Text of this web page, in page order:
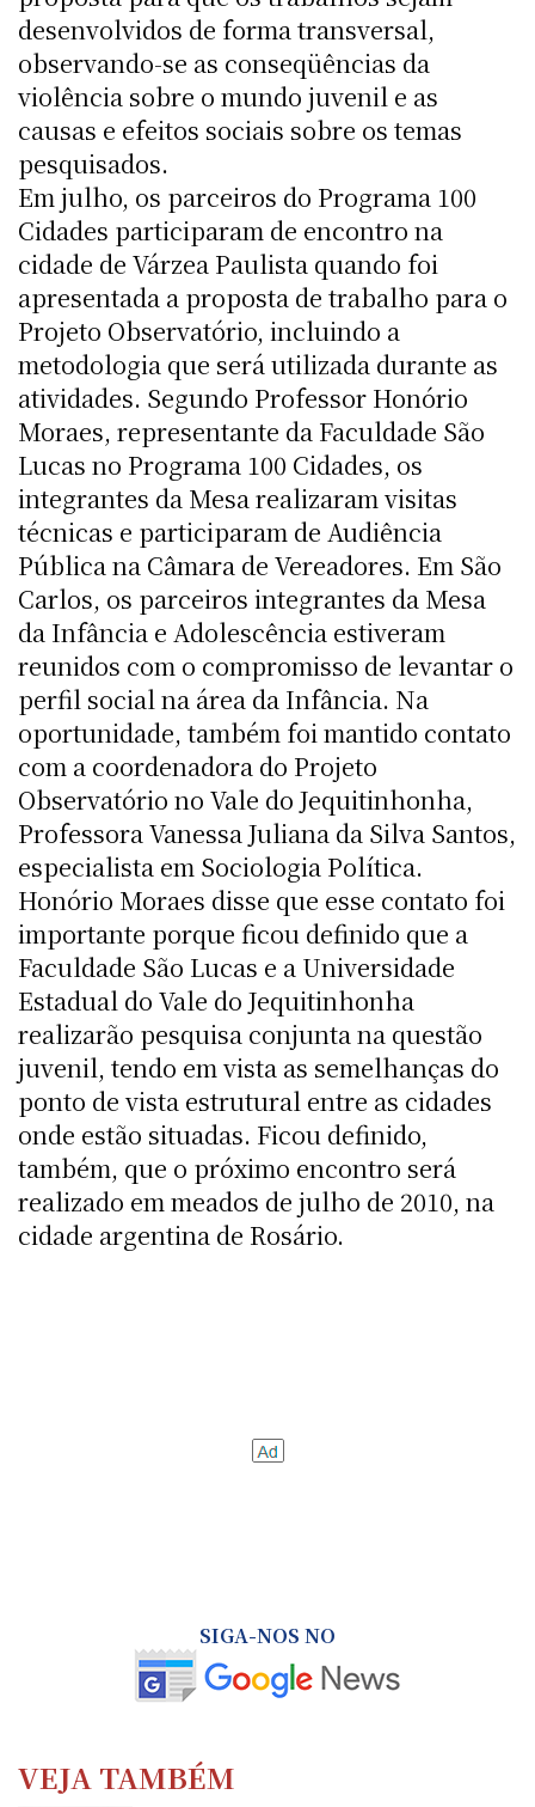
desenvolvidos de forma transversal,
observando-se as conseqüências da
violência sobre o mundo juvenil e as
causas e efeitos sociais sobre os temas
pesquisados.
Em julho, os parceiros do Programa 100
Cidades participaram de encontro na
cidade de Várzea Paulista quando foi
apresentada a proposta de trabalho para o
Projeto Observatório, incluindo a
metodologia que será utilizada durante as
atividades. Segundo Professor Honório
Moraes, representante da Faculdade São
Lucas no Programa 100 Cidades, os
integrantes da Mesa realizaram visitas
técnicas e participaram de Audiência
Pública na Câmara de Vereadores. Em São
Carlos, os parceiros integrantes da Mesa
da Infância e Adolescência estiveram
reunidos com o compromisso de levantar o
perfil social na área da Infância. Na
oportunidade, também foi mantido contato
com a coordenadora do Projeto
Observatório no Vale do Jequitinhonha,
Professora Vanessa Juliana da Silva Santos,
especialista em Sociologia Política.
Honório Moraes disse que esse contato foi
importante porque ficou definido que a
Faculdade São Lucas e a Universidade
Estadual do Vale do Jequitinhonha
realizarão pesquisa conjunta na questão
juvenil, tendo em vista as semelhanças do
ponto de vista estrutural entre as cidades
onde estão situadas. Ficou definido,
também, que o próximo encontro será
realizado em meados de julho de 2010, na
cidade argentina de Rosário.
SIGA-NOS NO
VEJA TAMBÉM